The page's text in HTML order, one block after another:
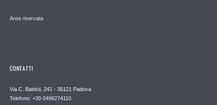
Area riservata
CONTATTI
Via C. Battisti, 241 - 35121 Padova
Telefono: +39 0498274110